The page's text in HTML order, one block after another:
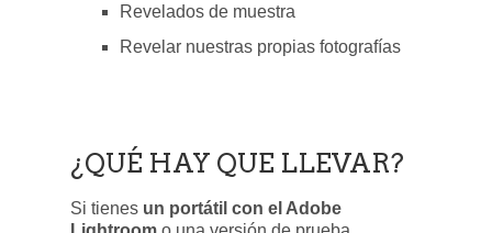
Revelados de muestra
Revelar nuestras propias fotografías
¿QUÉ HAY QUE LLEVAR?
Si tienes un portátil con el Adobe